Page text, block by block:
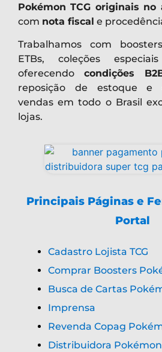
Pokémon TCG originais no
com nota fiscal e
Trabalhamos com
ETBs, coleções
oferecendo condições
reposição de estoque e
vendas em todo o Brasil
lojas.
Principais Páginas e
Portal
Cadastro Lojista TCG
Comprar Boosters
Busca de Cartas
Imprensa
Revenda Copag
Distribuidora Pokémon